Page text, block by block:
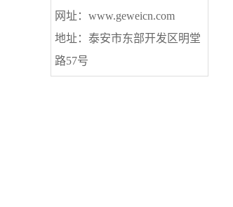
网址：www.geweicn.com
地址：泰安市东部开发区明堂
路57号